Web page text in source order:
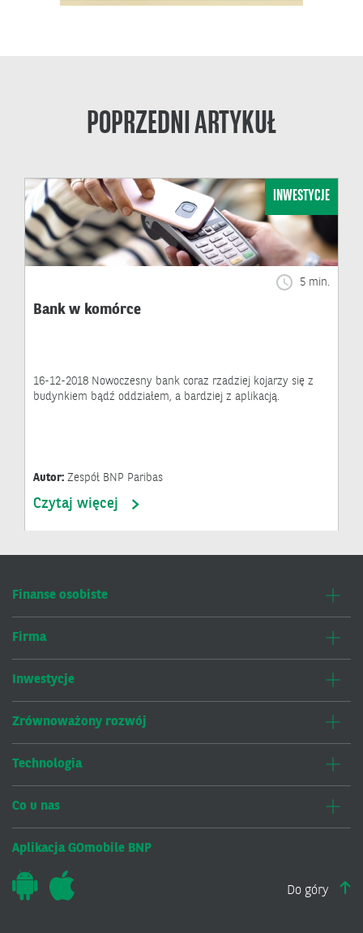
POPRZEDNI ARTYKUŁ
INWESTYCJE
5 min.
Bank w komórce
16-12-2018 Nowoczesny bank coraz rzadziej kojarzy się z
budynkiem bądź oddziałem, a bardziej z aplikacją.
Autor: Zespół BNP Paribas
Czytaj więcej
Finanse osobiste
Firma
Inwestycje
Zrównoważony rozwój
Technologia
Co u nas
Aplikacja GOmobile BNP
Do góry